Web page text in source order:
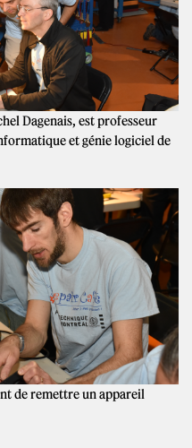
Dagenais, est professeur
et génie logiciel de
de remettre un appareil